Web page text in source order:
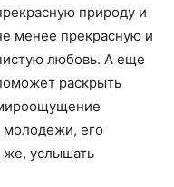
природу и
менее прекрасную и
любовь. А еще
раскрыть
молодежи, его
же, услышать